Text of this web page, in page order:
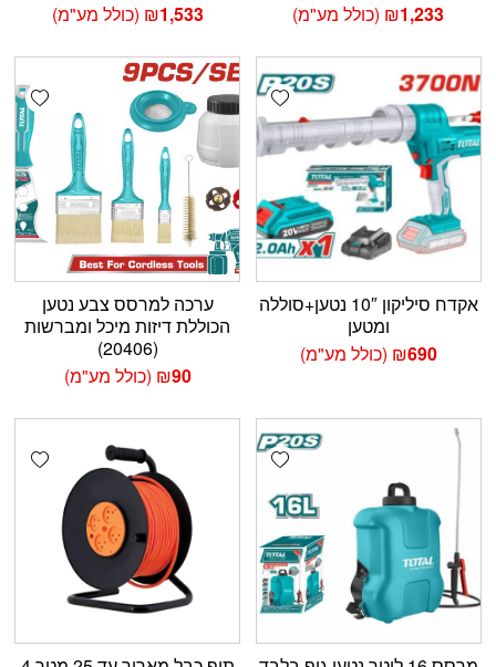
₪1,233 (כולל מע"מ)
₪1,533 (כולל מע"מ)
Add wishlist
אקדח סיליקון 10″ נטען+סוללה
ומטען
₪690 (כולל מע"מ)
ערכה למרסס צבע נטען
הכוללת דיזות מיכל ומברשות
(20406)
₪90 (כולל מע"מ)
Add wishlist